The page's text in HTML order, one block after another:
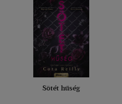
Sötét hűség